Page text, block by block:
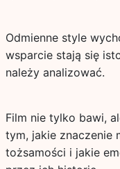
Odmienne style
wsparcie stają się
należy analizować.
Film nie tylko bawi,
tym, jakie znaczenie
tożsamości i jakie